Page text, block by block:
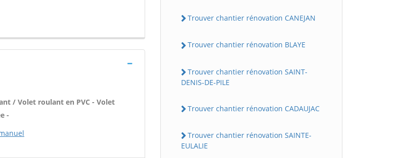
/ Volet roulant en PVC - Volet
-
Trouver chantier rénovation CANEJAN
Trouver chantier rénovation BLAYE
Trouver chantier rénovation SAINT-
DENIS-DE-PILE
Trouver chantier rénovation CADAUJAC
Trouver chantier rénovation SAINTE-
EULALIE